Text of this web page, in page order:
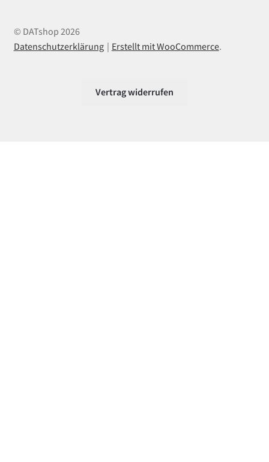
© DATshop 2026
Datenschutzerklärung
Erstellt mit WooCommerce.
Vertrag widerrufen